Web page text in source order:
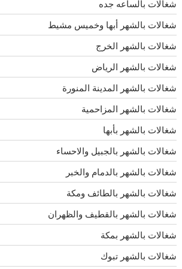
شغالات بالساعه جده
شغالات بالشهر أبها وخميس مشيط
شغالات بالشهر الخرج
شغالات بالشهر الرياض
شغالات بالشهر المدينة المنورة
شغالات بالشهر المزاحمية
شغالات بالشهر بأبها
شغالات بالشهر بالجبيل والاحساء
شغالات بالشهر بالدمام والخبر
شغالات بالشهر بالطائف ومكة
شغالات بالشهر بالقطيف والظهران
شغالات بالشهر بمكة
شغالات بالشهر تبوك